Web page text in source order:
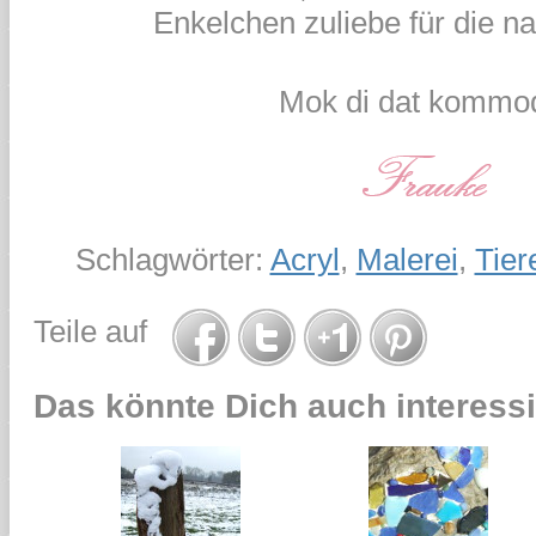
Enkelchen zuliebe für die
Mok di dat
Schlagwörter: Acryl, Malerei,
Teile auf
Das könnte Dich auch